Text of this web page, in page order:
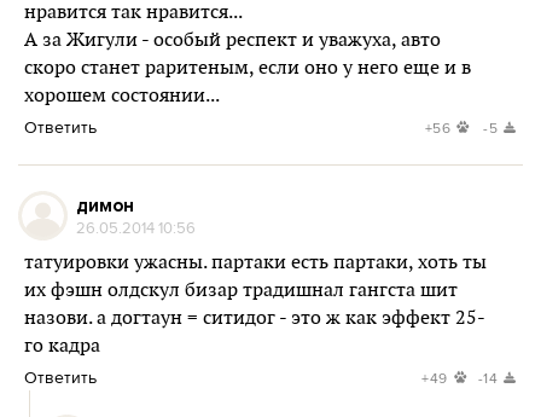
нравится так нравится...
А за Жигули - особый респект и уважуха, авто
скоро станет раритеным, если оно у него еще и в
хорошем состоянии...
Ответить +56 -5
димон
26.05.2014 10:56
татуировки ужасны. партаки есть партаки, хоть ты
их фэшн олдскул бизар традишнал гангста шит
назови. а догтаун = ситидог - это ж как эффект 25-
го кадра
Ответить +49 -14